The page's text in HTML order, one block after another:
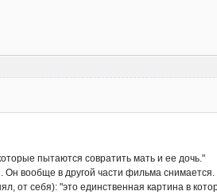
пытаются совратить мать и ее дочь."
вообще в другой части фильма снимается.
от себя): "это единственная картина в